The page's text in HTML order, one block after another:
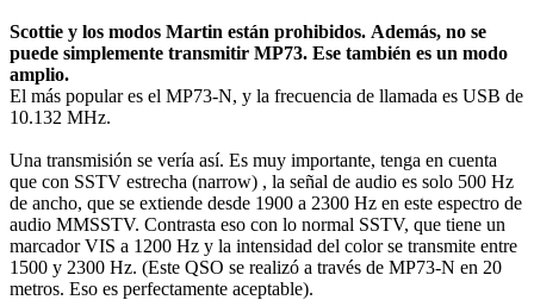
Scottie y los modos Martin están prohibidos. Además, no se
puede simplemente transmitir MP73. Ese también es un modo
amplio.
El más popular es el MP73-N, y la frecuencia de llamada es USB de
10.132 MHz.
Una transmisión se vería así. Es muy importante, tenga en cuenta
que con SSTV estrecha (narrow) , la señal de audio es solo 500 Hz
de ancho, que se extiende desde 1900 a 2300 Hz en este espectro de
audio MMSSTV. Contrasta eso con lo normal SSTV, que tiene un
marcador VIS a 1200 Hz y la intensidad del color se transmite entre
1500 y 2300 Hz. (Este QSO se realizó a través de MP73-N en 20
metros. Eso es perfectamente aceptable).